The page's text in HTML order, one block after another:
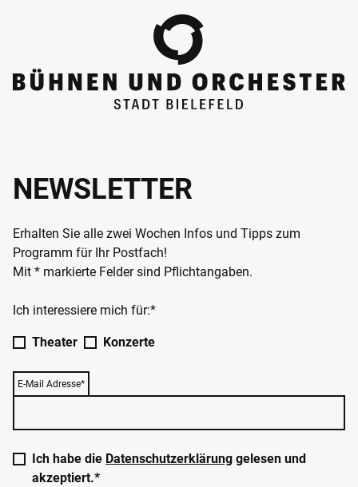
NEWSLETTER
Erhalten Sie alle zwei Wochen Infos und Tipps zum
Programm für Ihr Postfach!
Mit * markierte Felder sind Pflichtangaben.
Ich interessiere mich für:*
Theater Konzerte
E-Mail Adresse*
Ich habe die Datenschutzerklärung gelesen und
akzeptiert.*